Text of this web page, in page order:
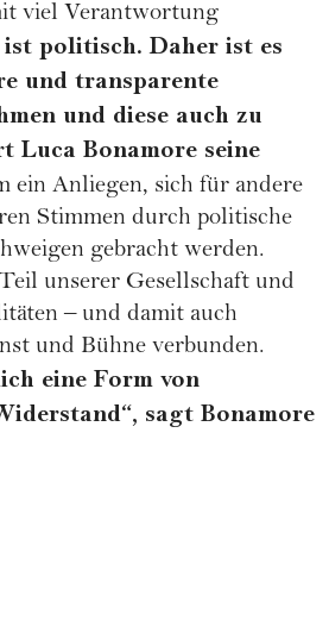
viel Verantwortung
ist politisch. Daher ist es
und transparente
und diese auch zu
Luca Bonamore seine
ein Anliegen, sich für andere
Stimmen durch politische
gebracht werden.
unserer Gesellschaft und
– und damit auch
und Bühne verbunden.
eine Form von
sagt Bonamore